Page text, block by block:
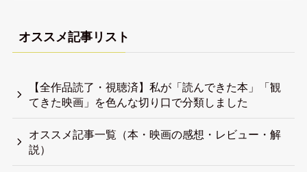
オススメ記事リスト
【全作品読了・視聴済】私が「読んできた本」「観
てきた映画」を色んな切り口で分類しました
オススメ記事一覧（本・映画の感想・レビュー・解
説）